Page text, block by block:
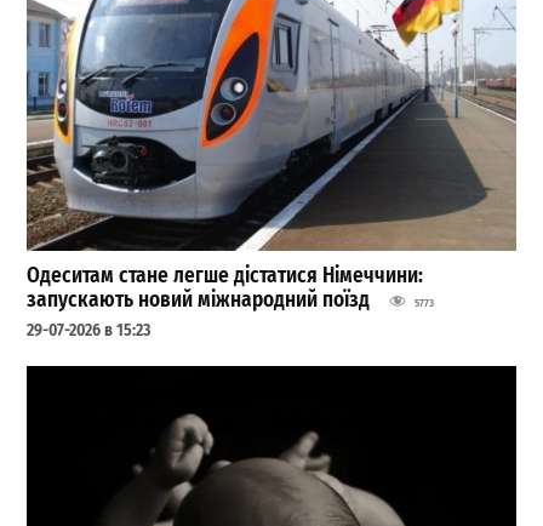
Одеситам стане легше дістатися Німеччини:
запускають новий міжнародний поїзд
5773
29-07-2026 в 15:23